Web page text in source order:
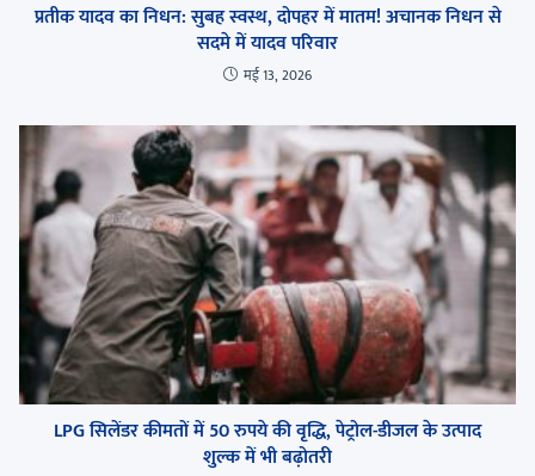
प्रतीक यादव का निधन: सुबह स्वस्थ, दोपहर में मातम! अचानक निधन से
सदमे में यादव परिवार
मई 13, 2026
LPG सिलेंडर कीमतों में 50 रुपये की वृद्धि, पेट्रोल-डीजल के उत्पाद
शुल्क में भी बढ़ोतरी